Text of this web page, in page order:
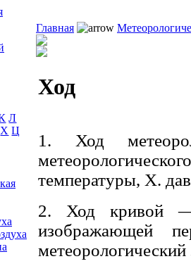
Л
Х Ц
Главная
Ход
1. Ход
температуры, X.
2. Ход кривой —
изображающей
метеорологический